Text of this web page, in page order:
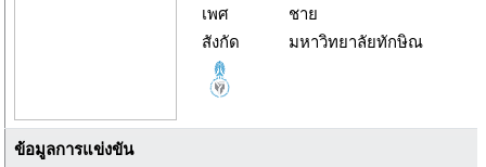
เพศ
ชาย
สังกัด
มหาวิทยาลัยทักษิณ
ข้อมูลการแข่งขัน